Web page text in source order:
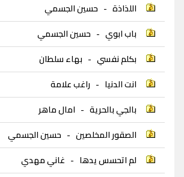
اللذاذة - حسين الجسمي
باب ابوي - حسين الجسمي
بكلم نفسي - بهاء سلطان
انت الدنيا - راغب علامة
بالجي بالحرية - امال ماهر
الصقور المخلصين - حسين الجسمي
لم اتحسس يدها - غاني مهدي